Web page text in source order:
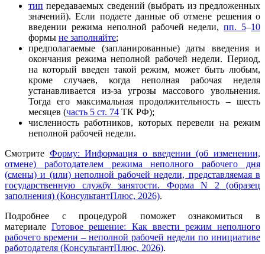
тип передаваемых сведений (выбрать из предложенных
значений). Если подаете данные об отмене решения о
введении режима неполной рабочей недели,пп. 5–10
формы не заполняйте;
предполагаемые (запланированные) даты введения и
окончания режима неполной рабочей недели. Период,
на который введен такой режим, может быть любым,
кроме случаев, когда неполная рабочая неделя
устанавливается из-за угрозы массового увольнения.
Тогда его максимальная продолжительность – шесть
месяцев (часть 5 ст. 74 ТК РФ);
численность работников, которых перевели на режим
неполной рабочей недели.
Смотрите Форму: Информация о введении (об изменении,
отмене) работодателем режима неполного рабочего дня
(смены) и (или) неполной рабочей недели, представляемая в
государственную службу занятости. Форма N 2 (образец
заполнения) (КонсультантПлюс, 2026).
Подробнее с процедурой поможет ознакомиться в
материалеГотовое решение: Как ввести режим неполного
рабочего времени – неполной рабочей недели по инициативе
работодателя (КонсультантПлюс, 2026).